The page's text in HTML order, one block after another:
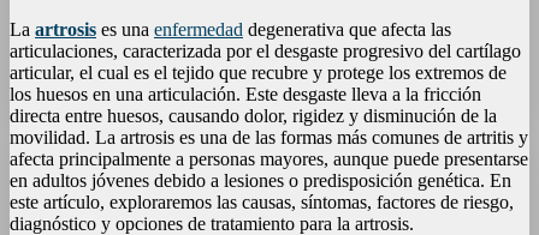
La artrosis es una enfermedad degenerativa que afecta las
articulaciones, caracterizada por el desgaste progresivo del cartílago
articular, el cual es el tejido que recubre y protege los extremos de
los huesos en una articulación. Este desgaste lleva a la fricción
directa entre huesos, causando dolor, rigidez y disminución de la
movilidad. La artrosis es una de las formas más comunes de artritis y
afecta principalmente a personas mayores, aunque puede presentarse
en adultos jóvenes debido a lesiones o predisposición genética. En
este artículo, exploraremos las causas, síntomas, factores de riesgo,
diagnóstico y opciones de tratamiento para la artrosis.